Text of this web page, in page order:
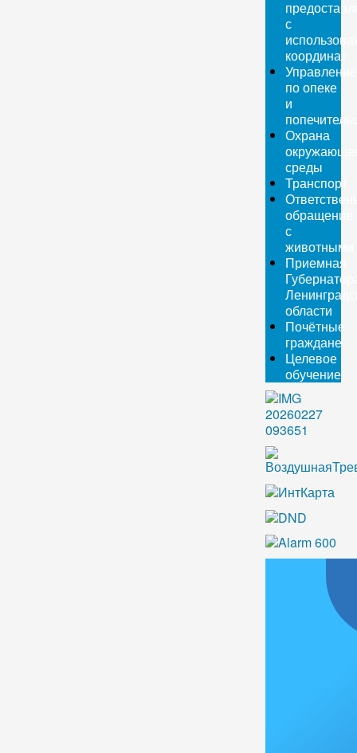
с
координат
Управление
по опеке
и
Охрана
среды
Транспорт
обращение
с
животными
Приемная
области
Почётные
граждане
Целевое
обучение